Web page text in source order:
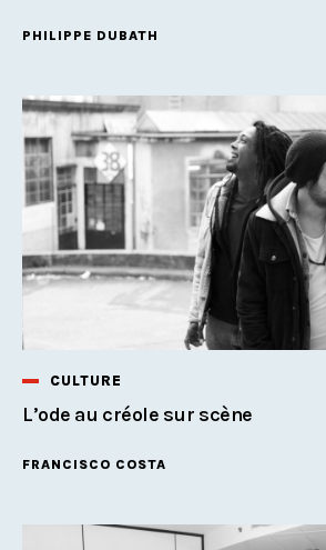
PHILIPPE DUBATH
CULTURE
L’ode au créole sur scène
FRANCISCO COSTA